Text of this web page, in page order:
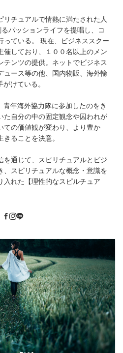
リチュアルで情熱に満たされた人
パッションライフを提唱し、コ
っている。 現在、ビジネススクー
催しており、１００名以上のメン
テンツの提供。ネットでビジネス
ュース等の他、国内物販、海外輸
けている。
年海外協力隊に参加したのをき
た自分の中の固定観念や囚われが
ての価値観が変わり、より豊か
ることを決意。
を通じて、スピリチュアルとビジ
、スピリチュアルな概念・意識を
入れた【理性的なスピルチュア